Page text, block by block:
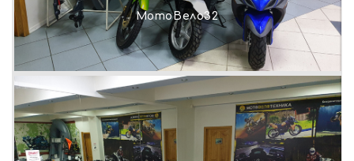
МотоВело32